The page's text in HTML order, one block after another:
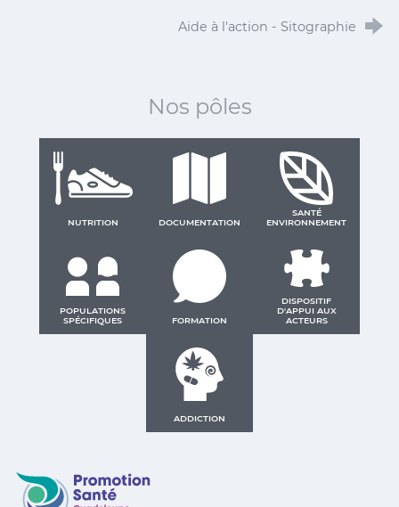
Aide à l'action - Sitographie
Nos pôles
NUTRITION DOCUMENTATION
SANTÉ
ENVIRONNEMENT
POPULATIONS
SPÉCIFIQUES
FORMATION
DISPOSITIF
D'APPUI AUX
ACTEURS
ADDICTION
Promotion Santé Guadeloupe, Saint-Martin, Saint